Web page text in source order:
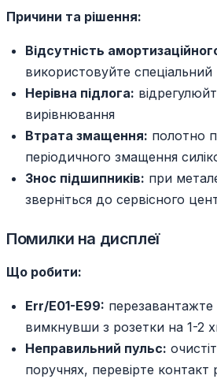
Причини та рішення:
Відсутність
використовуйте спеціальний
Нерівна підлога:
вирівнювання
Втрата змащення: полотно
періодичного змащення
Знос підшипників: при
зверніться до сервісного
Помилки на дисплеї
Що робити:
Err/E01-E99: перезавантажте
вимкнувши з розетки на 1-2
Неправильний пульс:
поручнях, перевірте контакт